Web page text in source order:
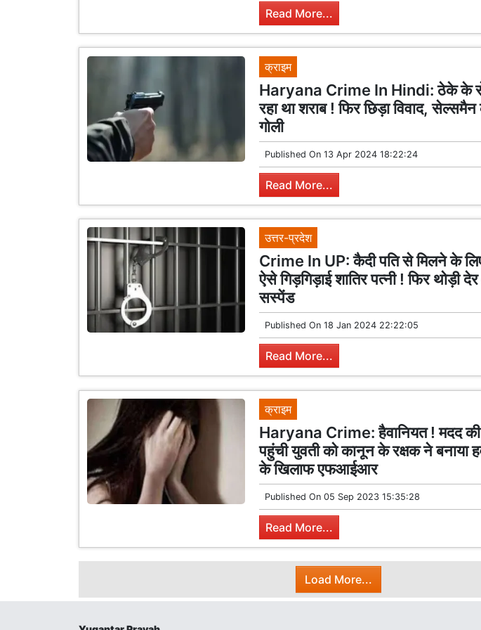
Read More...
क्राइम
Haryana Crime In Hindi: ठेके के
रहा था शराब ! फिर छिड़ा विवाद,
गोली
Published On 13 Apr 2024 18:22:24
Read More...
उत्तर-प्रदेश
Crime In UP: कैदी पति से मिलने के
ऐसे गिड़गिड़ाई शातिर पत्नी ! फिर थोड़ी
सस्पेंड
Published On 18 Jan 2024 22:22:05
Read More...
क्राइम
Haryana Crime: हैवानियत ! मदद की
पहुंची युवती को कानून के रक्षक ने बनाया
के खिलाफ एफआईआर
Published On 05 Sep 2023 15:35:28
Read More...
Load More...